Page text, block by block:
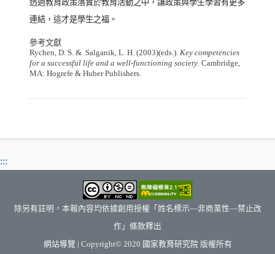
連結，這才是學生之福。
參考文獻
Rychen, D. S. & Salganik, L. H. (2003)(eds.). Key competencies
for a successful life and a well-functioning society. Cambridge,
MA: Hogrefe & Huber Publishers.
:::
除另有註明，本報內容均依據創用授權「姓名標示—非商業性—禁止改
作」條款釋出
網站導覽 | Copyright© 2020 國家教育研究院（另開新視窗）
版權所有